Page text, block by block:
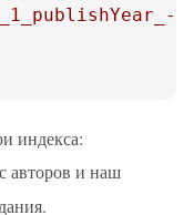
индекса:
авторов и наш